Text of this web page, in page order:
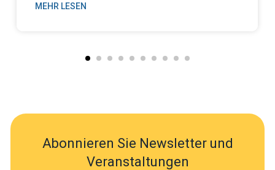
MEHR LESEN
Abonnieren Sie Newsletter und
Veranstaltungen